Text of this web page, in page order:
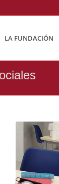
LA FUNDACIÓN